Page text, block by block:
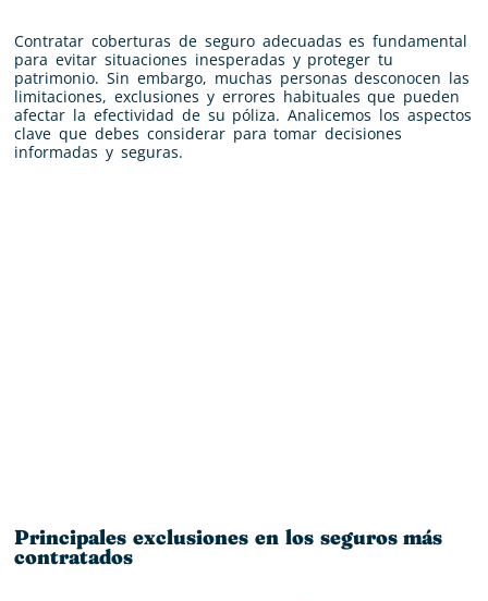
Contratar coberturas de seguro adecuadas es fundamental
para evitar situaciones inesperadas y proteger tu
patrimonio. Sin embargo, muchas personas desconocen las
limitaciones, exclusiones y errores habituales que pueden
afectar la efectividad de su póliza. Analicemos los aspectos
clave que debes considerar para tomar decisiones
informadas y seguras.
Principales exclusiones en los seguros más
contratados